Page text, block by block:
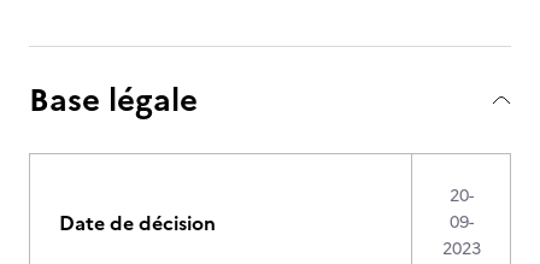
Base légale
Date de décision
20-
09-
2023